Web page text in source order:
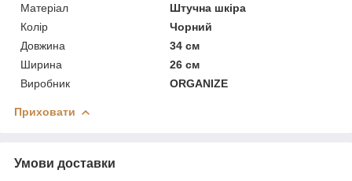
Матеріал
Штучна шкіра
Колір
Чорний
Довжина
34 см
Ширина
26 см
Виробник
ORGANIZE
Приховати
Умови доставки